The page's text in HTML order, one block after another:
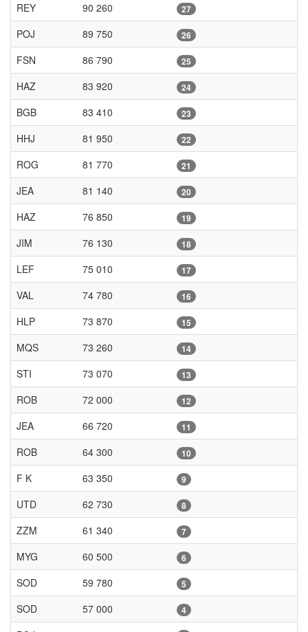
REY 90 260 27
POJ 89 750 26
FSN 86 790 25
HAZ 83 920 24
BGB 83 410 23
HHJ 81 950 22
ROG 81 770 21
JEA 81 140 20
HAZ 76 850 19
JIM 76 130 18
LEF 75 010 17
VAL 74 780 16
HLP 73 870 15
MQS 73 260 14
STI 73 070 13
ROB 72 000 12
JEA 66 720 11
ROB 64 300 10
F K 63 350 9
UTD 62 730 8
ZZM 61 340 7
MYG 60 500 6
SOD 59 780 5
SOD 57 000 4